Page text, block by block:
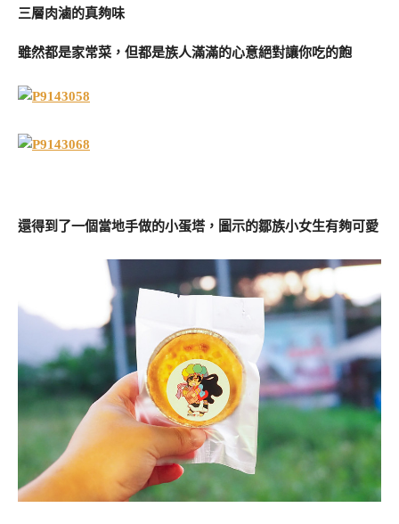
三層肉滷的真夠味
雖然都是家常菜，但都是族人滿滿的心意絕對讓你吃的飽
還得到了一個當地手做的小蛋塔，圖示的鄒族小女生有夠可愛